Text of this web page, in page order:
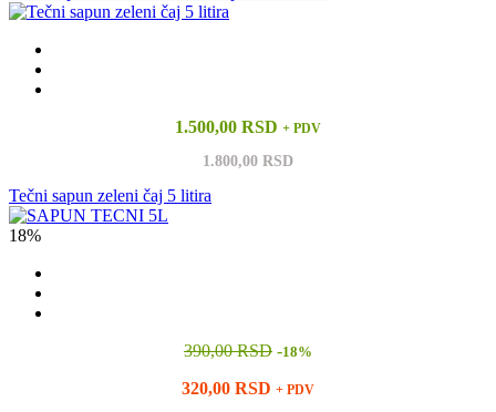
1.500,00 RSD + PDV
1.800,00 RSD
Tečni sapun zeleni čaj 5 litira
18%
390,00 RSD -18%
320,00 RSD + PDV